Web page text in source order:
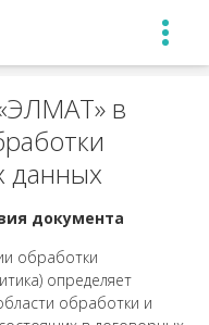
в
данных
документа
обработки
определяет
обработки и